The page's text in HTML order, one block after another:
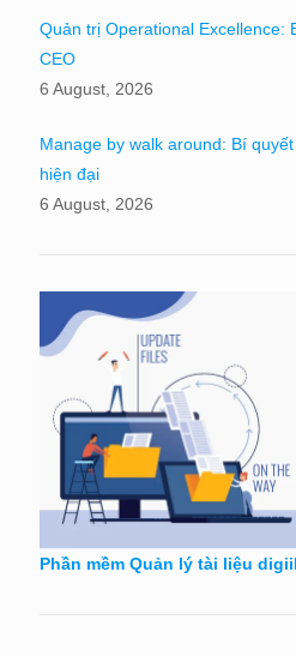
Quản trị Operational Excellence:
CEO
6 August, 2026
Manage by walk around: Bí
hiện đại
6 August, 2026
Phần mềm Quản lý tài liệu